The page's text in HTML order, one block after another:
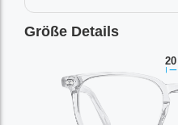
Größe Details
20